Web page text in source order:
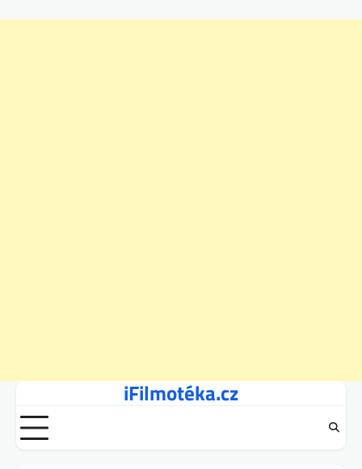
content
iFilmotéka.cz